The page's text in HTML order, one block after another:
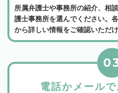
所属弁護士や事務所の紹介、相
護士事務所を選んでください。
から詳しい情報をご確認いただけ
電話かメール